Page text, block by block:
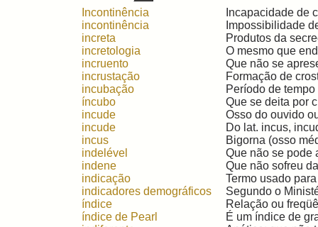
Incontinência
Incapacidade de
incontinência
Impossibilidade
increta
Produtos da
incretologia
O mesmo que
incruento
Que não se
incrustação
Formação de
incubação
Período de
íncubo
Que se deita por
incude
Osso do ouvido
incude
Do lat. incus,
incus
Bigorna (osso
indelével
Que não se pode
indene
Que não sofreu
indicação
Termo usado
indicadores demográficos
Segundo o
índice
Relação ou
índice de Pearl
É um índice de